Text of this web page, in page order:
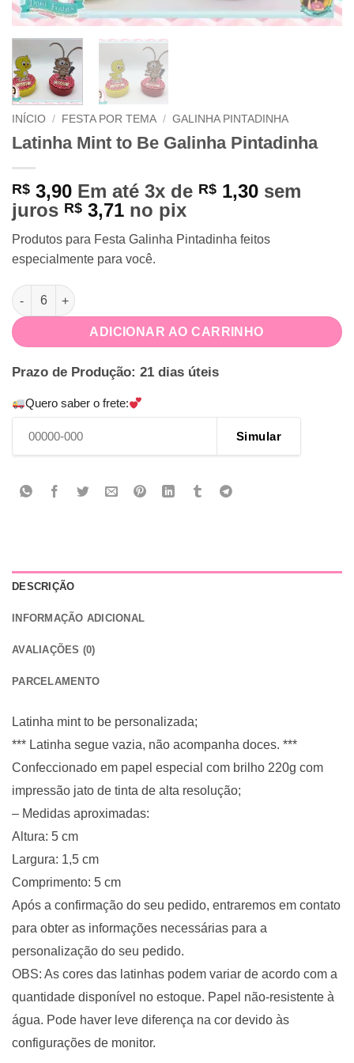
INÍCIO / FESTA POR TEMA / GALINHA PINTADINHA
Latinha Mint to Be Galinha Pintadinha
R$ 3,90 Em até 3x de R$ 1,30 sem
juros R$ 3,71 no pix
Produtos para Festa Galinha Pintadinha feitos
especialmente para você.
Latinha Mint to Be Galinha Pintadinha quantidade
ADICIONAR AO CARRINHO
Prazo de Produção: 21 dias úteis
Quero saber o frete:
Simular
DESCRIÇÃO
INFORMAÇÃO ADICIONAL
AVALIAÇÕES (0)
PARCELAMENTO
Latinha mint to be personalizada;
*** Latinha segue vazia, não acompanha doces. ***
Confeccionado em papel especial com brilho 220g com
impressão jato de tinta de alta resolução;
– Medidas aproximadas:
Altura: 5 cm
Largura: 1,5 cm
Comprimento: 5 cm
Após a confirmação do seu pedido, entraremos em contato
para obter as informações necessárias para a
personalização do seu pedido.
OBS: As cores das latinhas podem variar de acordo com a
quantidade disponível no estoque. Papel não-resistente à
água. Pode haver leve diferença na cor devido às
configurações de monitor.